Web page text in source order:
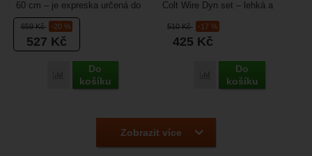
659Kč -20 %
527 Kč
Přidat 'Camp Mach Express Dyneema 60 cm' k porovnání
Do
košíku
60 cm – je expreska určená do
hor, hlavně pro vícedélkové
lezení, kde je nutné...
510Kč -17 %
425 Kč
Přidat 'Singing Rock
Do
košíku
Colt Wire Dyn set – lehká a
Drátěný zámek...
Zobrazit více